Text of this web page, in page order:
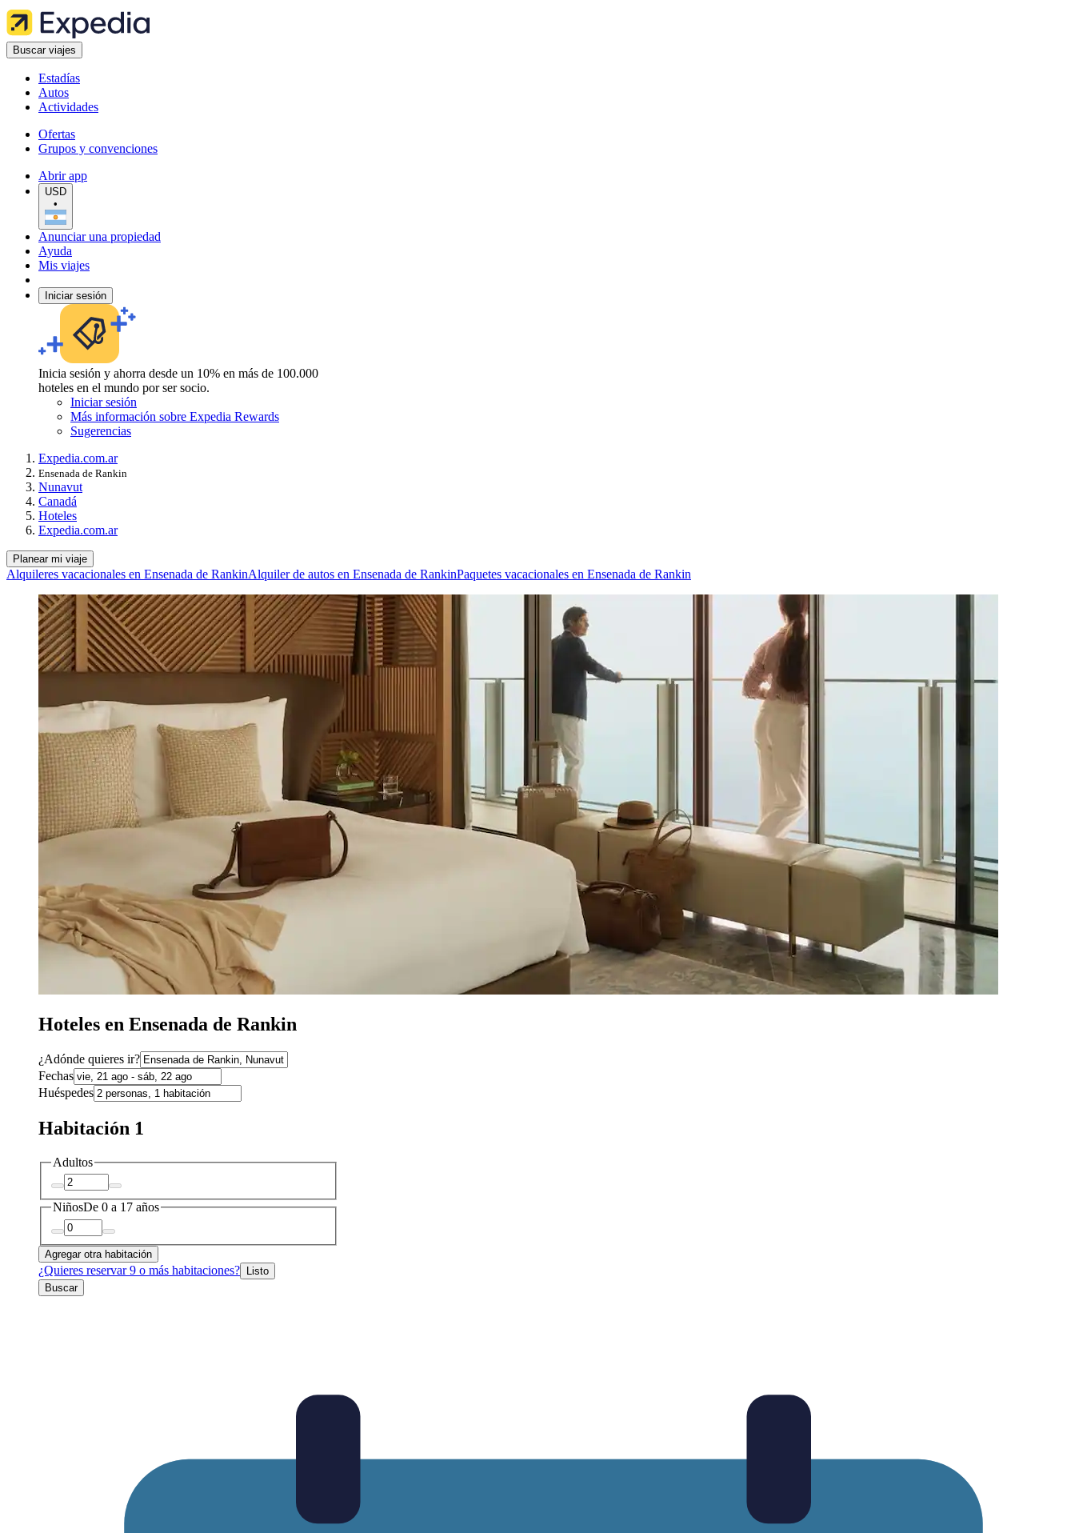
Buscar viajes
Estadías
Autos
Actividades
Ofertas
Grupos y convenciones
Abrir app
USD
•
Anunciar una propiedad
Ayuda
Mis viajes
Iniciar sesión
Inicia sesión y ahorra desde un 10% en más de 100.000
hoteles en el mundo por ser socio.
Iniciar sesión
Más información sobre Expedia Rewards
Sugerencias
Expedia.com.ar
Ensenada de Rankin
Nunavut
Canadá
Hoteles
Expedia.com.ar
Planear mi viaje
Alquileres vacacionales en Ensenada de RankinAlquiler de autos en Ensenada de RankinPaquetes vacacionales en Ensenada de Rankin
Hoteles en Ensenada de Rankin
¿Adónde quieres ir?
Fechas
Huéspedes
Habitación 1
Adultos
NiñosDe 0 a 17 años
Agregar otra habitación
¿Quieres reservar 9 o más habitaciones? Listo
Buscar